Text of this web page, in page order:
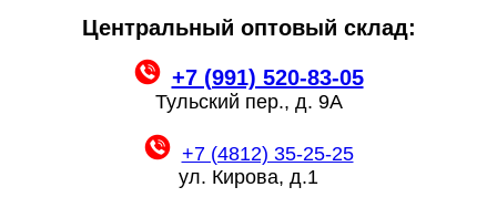
Центральный оптовый склад:
+7 (991) 520-83-05
Тульский пер., д. 9А
+7 (4812) 35-25-25
ул. Кирова, д.1